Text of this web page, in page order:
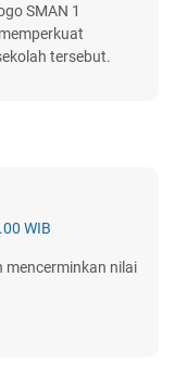
SMAN 1
tersebut.
WIB
mencerminkan nilai